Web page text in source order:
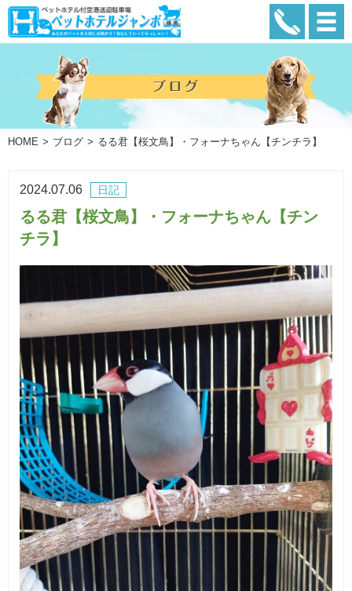
HOME ブログ るる君【桜文鳥】・フォーナちゃん【チンチラ】
日記
2024.07.06
るる君【桜文鳥】・フォーナちゃん【チン
チラ】